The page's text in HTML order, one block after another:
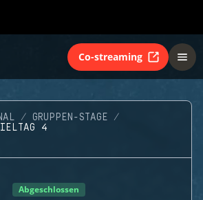
Co-streaming
GRUPPEN-STAGE
4
Abgeschlossen